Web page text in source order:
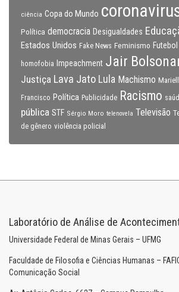
ciência Copa do Mundo
Política democracia Desigualdades
Estados Unidos Fake News Feminismo Futebol
homofobia Impeachment Jair
Justiça Lava Jato Lula Machismo
Francisco Política Publicidade Racismo
pública STF Sérgio Moro telenovela Televisão
de gênero violência policial
Laboratório de Análise de
Universidade Federal de Minas Gerais – UFMG
Faculdade de Filosofia e Ciências Humanas –
Comunicação Social